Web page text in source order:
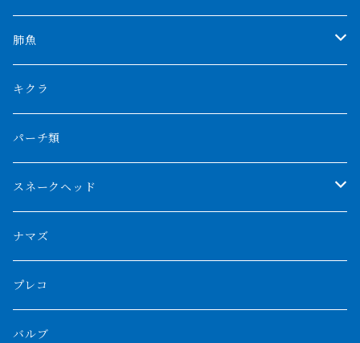
特殊アロワナ
厳選 過背金龍
フルゴールデンクロスバック
ブルーベースクロスバック
BILLY-KENオリジナルブランド紅龍
チョッパーレッド
ブルレッド
その他アジアアロワナ
特殊個体
紅龍
シルバーアロワナ
ブラックアロワナ
ノーザンバラムンディ
ダトニオプラスワン
リアルバンド
フォークバンド
フォーバータイガー
メニーバータイガー
ニューギニアダトニオ
特殊ポリプ
プラチナ個体
ショート個体
ハイブリッドポリプ
エンドリケリー
ギニア
ナイジェリア
ナイルビチャー
ナポレオンビチャー
バロ川
ビキールビキール
トゥルカナ湖
オモ川
タンガニーカビチャー
アンソルギー
シナガワダイヤ
ダイヤモンドポルカ
クロコダイル
その他淡水エイ
肺魚
ネオケラ
その他肺魚
キクラ
パーチ類
スネークヘッド
チャンナバルカ
大型スネークヘッド
中型スネークヘッド
ナマズ
プレコ
バルブ